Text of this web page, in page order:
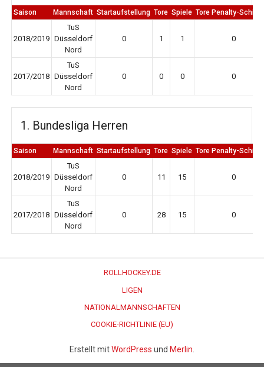
Saison Mannschaft Startaufstellung Tore Spiele Tore Penalty-
2018/2019
TuS
Düsseldorf
Nord
0 1 1 0
2017/2018
TuS
Düsseldorf
Nord
0 0 0 0
1. Bundesliga Herren
Saison Mannschaft Startaufstellung Tore Spiele Tore Penalty-
2018/2019
TuS
Düsseldorf
Nord
0 11 15 0
2017/2018
TuS
Düsseldorf
Nord
0 28 15 0
ROLLHOCKEY.DE
LIGEN
NATIONALMANNSCHAFTEN
COOKIE-RICHTLINIE (EU)
Erstellt mitWordPress und Merlin